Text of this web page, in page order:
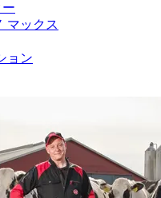
マックス
ョン